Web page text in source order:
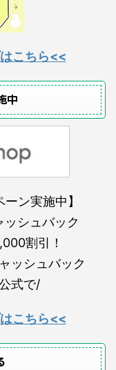
こちら<<
中
ン実施中】
ッシュバック
割引！
ッシュバック
式で/
こちら<<